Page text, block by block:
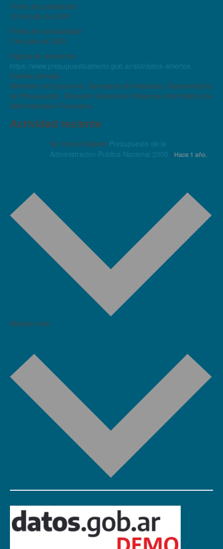
Fecha de publicación
20 de julio de 2020
Fecha de actualización
3 de julio de 2020
Página de referencia
https://www.presupuestoabierto.gob.ar/sici/datos-abiertos
Fuente primaria
Ministerio de Economía. Secretaría de Hacienda. Subsecretaría
de Presupuesto. Dirección General de Sistemas Informáticos de
Administración Financiera.
Actividad reciente
Se creó el dataset Presupuesto de la
Administración Pública Nacional 2005. . Hace 1 año.
Mostrar más